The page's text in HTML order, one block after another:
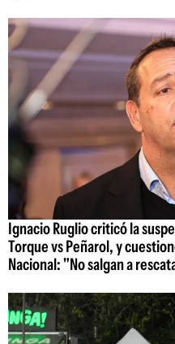
Ignacio Ruglio criticó la
Torque vs Peñarol, y
Nacional: "No salgan a